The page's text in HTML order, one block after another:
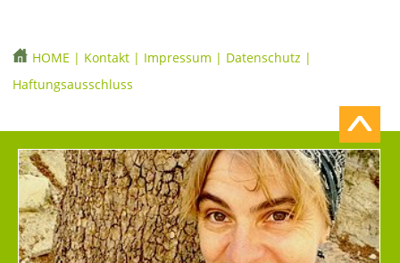
HOME | Kontakt | Impressum | Datenschutz |
Haftungsausschluss